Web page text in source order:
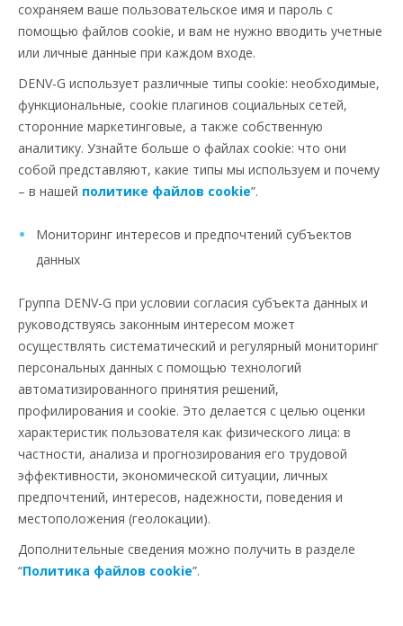
сохраняем ваше пользовательское имя и пароль с
помощью файлов cookie, и вам не нужно вводить учетные
или личные данные при каждом входе.
DENV-G использует различные типы cookie: необходимые,
функциональные, cookie плагинов социальных сетей,
сторонние маркетинговые, а также собственную
аналитику. Узнайте больше о файлах cookie: что они
собой представляют, какие типы мы используем и почему
– в нашей политике файлов сookie”.
Мониторинг интересов и предпочтений субъектов
данных
Группа DENV-G при условии согласия субъекта данных и
руководствуясь законным интересом может
осуществлять систематический и регулярный мониторинг
персональных данных с помощью технологий
автоматизированного принятия решений,
профилирования и cookie. Это делается с целью оценки
характеристик пользователя как физического лица: в
частности, анализа и прогнозирования его трудовой
эффективности, экономической ситуации, личных
предпочтений, интересов, надежности, поведения и
местоположения (геолокации).
Дополнительные сведения можно получить в разделе
“Политика файлов сookie”.